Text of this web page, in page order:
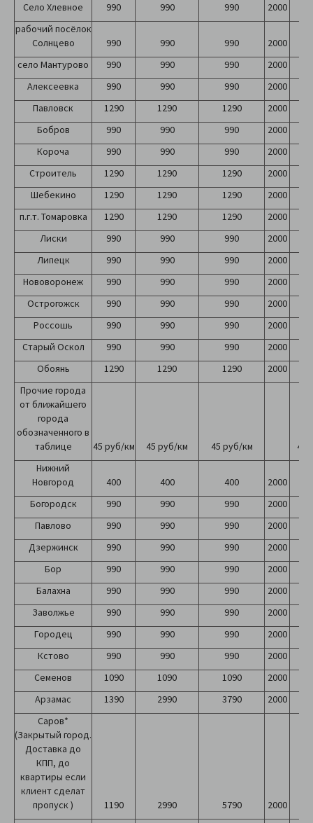
Село Хлевное
990 990 990 2000
рабочий посёлок
Солнцево
990 990 990 2000
село Мантурово
990 990 990 2000
Алексеевка
990 990 990 2000
Павловск
1290 1290 1290 2000
Бобров
990 990 990 2000
Короча
990 990 990 2000
Строитель
1290 1290 1290 2000
Шебекино
1290 1290 1290 2000
п.г.т. Томаровка
1290 1290 1290 2000
Лиски
990 990 990 2000
Липецк
990 990 990 2000
Нововоронеж
990 990 990 2000
Острогожск
990 990 990 2000
Россошь
990 990 990 2000
Старый Оскол
990 990 990 2000
Обоянь
1290 1290 1290 2000
Прочие города
от ближайшего
города
обозначенного в
таблице
45 руб/км 45 руб/км 45 руб/км
45
Нижний
Новгород
400 400 400 2000
Богородск
990 990 990 2000
Павлово
990 990 990 2000
Дзержинск
990 990 990 2000
Бор
990 990 990 2000
Балахна
990 990 990 2000
Заволжье
990 990 990 2000
Городец
990 990 990 2000
Кстово
990 990 990 2000
Семенов
1090 1090 1090 2000
Арзамас
1390 2990 3790 2000
Саров*
(Закрытый город.
Доставка до
КПП, до
квартиры если
клиент сделат
пропуск )
1190 2990 5790 2000